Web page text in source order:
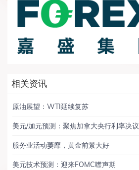
相关资讯
原油展望：WTI延续复苏
美元/加元预测：聚焦加拿大央行利率决议
服务业活动萎靡，黄金前景大好
美元技术预测：迎来FOMC噤声期